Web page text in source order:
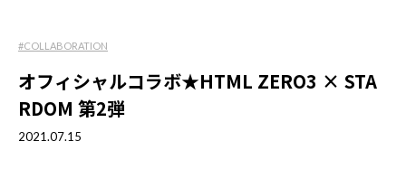
#COLLABORATION
オフィシャルコラボ★HTML ZERO3 × STA
RDOM 第2弾
2021.07.15